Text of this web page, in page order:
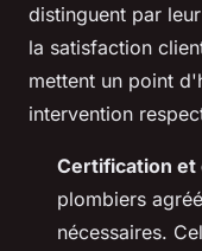
distinguent par
la satisfaction
mettent un point
intervention
Certification et
plombiers
nécessaires.